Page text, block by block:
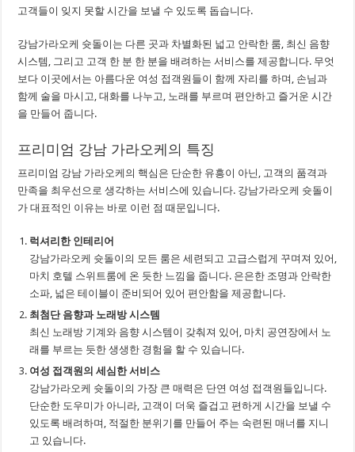
고객들이 잊지 못할 시간을 보낼 수 있도록 돕습니다.
강남가라오케 슛돌이는 다른 곳과 차별화된 넓고 안락한 룸, 최신 음향
시스템, 그리고 고객 한 분 한 분을 배려하는 서비스를 제공합니다. 무엇
보다 이곳에서는 아름다운 여성 접객원들이 함께 자리를 하며, 손님과
함께 술을 마시고, 대화를 나누고, 노래를 부르며 편안하고 즐거운 시간
을 만들어 줍니다.
프리미엄 강남 가라오케의 특징
프리미엄 강남 가라오케의 핵심은 단순한 유흥이 아닌, 고객의 품격과
만족을 최우선으로 생각하는 서비스에 있습니다. 강남가라오케 슛돌이
가 대표적인 이유는 바로 이런 점 때문입니다.
럭셔리한 인테리어
강남가라오케 슛돌이의 모든 룸은 세련되고 고급스럽게 꾸며져 있어,
마치 호텔 스위트룸에 온 듯한 느낌을 줍니다. 은은한 조명과 안락한
소파, 넓은 테이블이 준비되어 있어 편안함을 제공합니다.
최첨단 음향과 노래방 시스템
최신 노래방 기계와 음향 시스템이 갖춰져 있어, 마치 공연장에서 노
래를 부르는 듯한 생생한 경험을 할 수 있습니다.
여성 접객원의 세심한 서비스
강남가라오케 슛돌이의 가장 큰 매력은 단연 여성 접객원들입니다.
단순한 도우미가 아니라, 고객이 더욱 즐겁고 편하게 시간을 보낼 수
있도록 배려하며, 적절한 분위기를 만들어 주는 숙련된 매너를 지니
고 있습니다.